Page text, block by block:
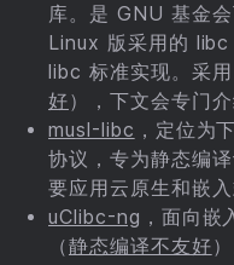
库。是 GNU 基金
Linux 版采用的
libc 标准实现。采
好），下文会专门介
musl-libc ，定位为
协议，专为静态编
要应用云原生和嵌入
uClibc-ng ，面向
（静态编译不友好）